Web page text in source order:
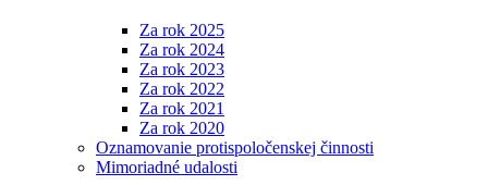
Za rok 2025
Za rok 2024
Za rok 2023
Za rok 2022
Za rok 2021
Za rok 2020
Oznamovanie protispoločenskej činnosti
Mimoriadné udalosti